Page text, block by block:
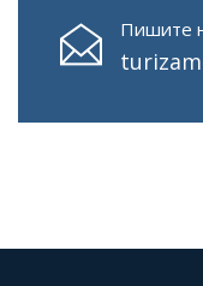
Пишите